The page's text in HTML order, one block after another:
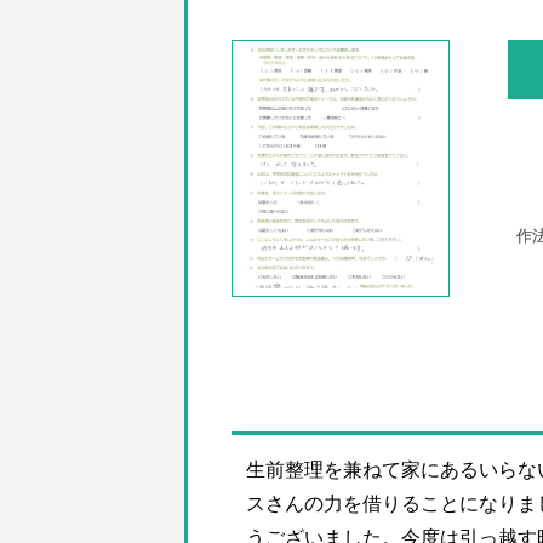
生前整理を兼ねて家にあるいら
スさんの力を借りることになり
うございました。今度は引っ越